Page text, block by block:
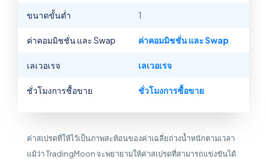
ขนาดขั้นต่ำ 1
ค่าคอมมิชชั่น และ Swap ค่าคอมมิชชั่น และ Swap
เลเวอเรจ เลเวอเรจ
ชั่วโมงการซื้อขาย ชั่วโมงการซื้อขาย
ค่าสเปรดที่ให้ไว้เป็นภาพสะท้อนของค่าเฉลี่ยถ่วงน้ำหนักตามเวลา
แม้ว่า TradingMoon จะพยายามให้ค่าสเปรดที่สามารถแข่งขันได้